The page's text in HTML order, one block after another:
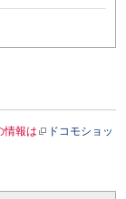
情報は
ドコモショッ